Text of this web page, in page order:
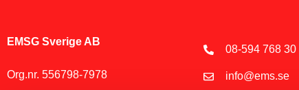
EMSG Sverige AB
Org.nr. 556798-7978
08-594 768 30
info@ems.se